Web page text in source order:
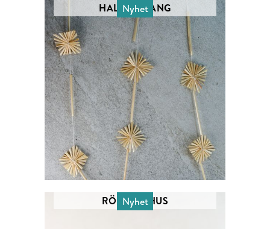
HALMGIRLANG
Nyhet
RÖKELSE HUS
Nyhet